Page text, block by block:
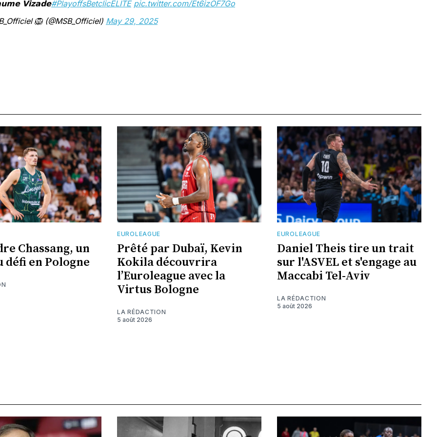
𝗩𝗶𝘇𝗮𝗱𝗲#PlayoffsBetclicÉLITE pic.twitter.com/Et6izOF7Go
🦁 (@MSB_Officiel) May 29, 2025
Chassang, un
défi en Pologne
EUROLEAGUE
Prêté par Dubaï, Kevin
Kokila découvrira
l’Euroleague avec la
Virtus Bologne
LA RÉDACTION
5 août 2026
EUROLEAGUE
Daniel Theis tire un trait
sur l'ASVEL et s'engage au
Maccabi Tel-Aviv
LA RÉDACTION
5 août 2026